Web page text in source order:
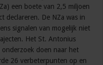
een boete van 2,5 miljoen
declareren. De NZa was in
signalen van mogelijk niet
Het St. Antonius
doen naar het
26 verbeterpunten op en